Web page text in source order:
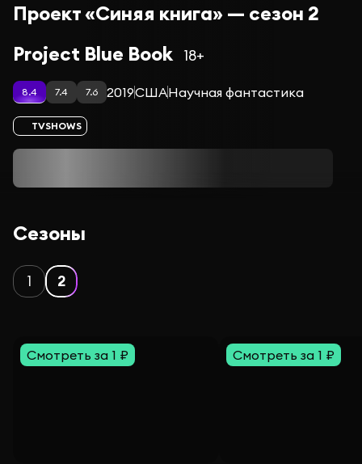
Проект «Синяя книга» — сезон 2
Project Blue Book 18+
8.4 7.4 7.6 2019СШАНаучная фантастика
TVSHOWS
Сезоны
1 2
Смотреть за 1 ₽ Смотреть за 1 ₽